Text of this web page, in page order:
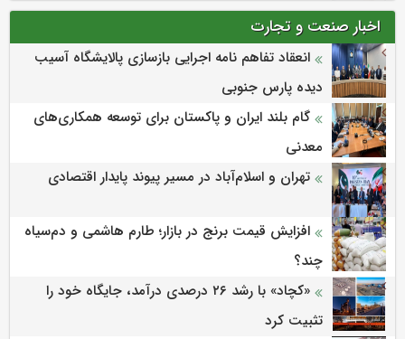
اخبار صنعت و تجارت
انعقاد تفاهم نامه اجرایی بازسازی پالایشگاه آسیب
دیده پارس جنوبی
گام بلند ایران و پاکستان برای توسعه همکاری‌های
معدنی
تهران و اسلام‌آباد در مسیر پیوند پایدار اقتصادی
افزایش قیمت برنج در بازار؛ طارم هاشمی و دم‌سیاه
چند؟
«کچاد» با رشد ۲۶ درصدی درآمد، جایگاه خود را
تثبیت کرد